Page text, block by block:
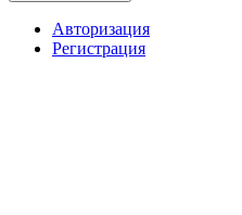
Авторизация
Регистрация